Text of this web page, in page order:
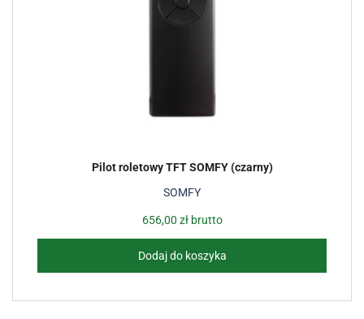
SOMFY
Pilot roletowy TFT SOMFY (czarny)
656,00 złbrutto
Dodaj do koszyka